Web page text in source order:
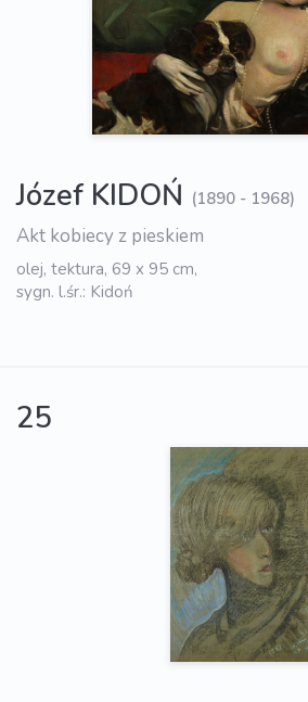
Józef KIDOŃ (1890 - 1968)
Akt kobiecy z pieskiem
olej, tektura, 69 x 95 cm,
sygn. l.śr.: Kidoń
25